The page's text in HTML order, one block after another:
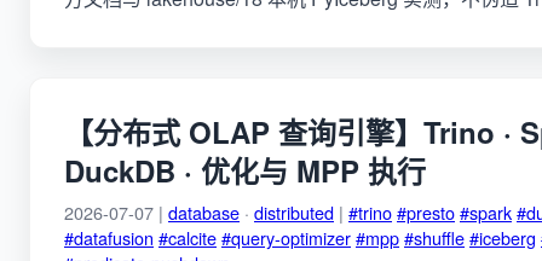
【分布式 OLAP 查询引擎】Trino ·
DuckDB · 优化与 MPP 执行
2026-07-07 | database · distributed | #trino#presto#spark
#datafusion #calcite#query-optimizer#mpp#shuffle#iceberg